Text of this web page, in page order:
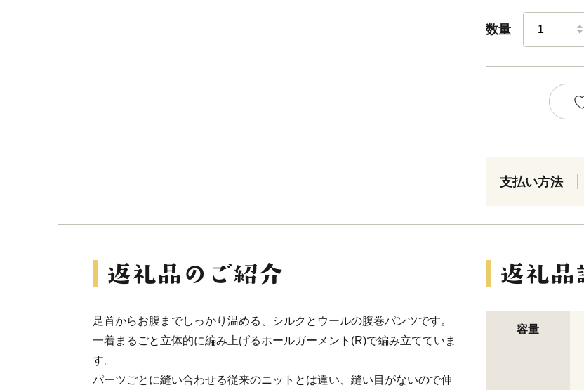
数量
支払い方法
足首からお腹までしっかり温める、シルクとウールの腹巻パンツです。
一着まるごと立体的に編み上げるホールガーメント(R)で編み立てていま
す。
パーツごとに縫い合わせる従来のニットとは違い、縫い目がないので伸
容量